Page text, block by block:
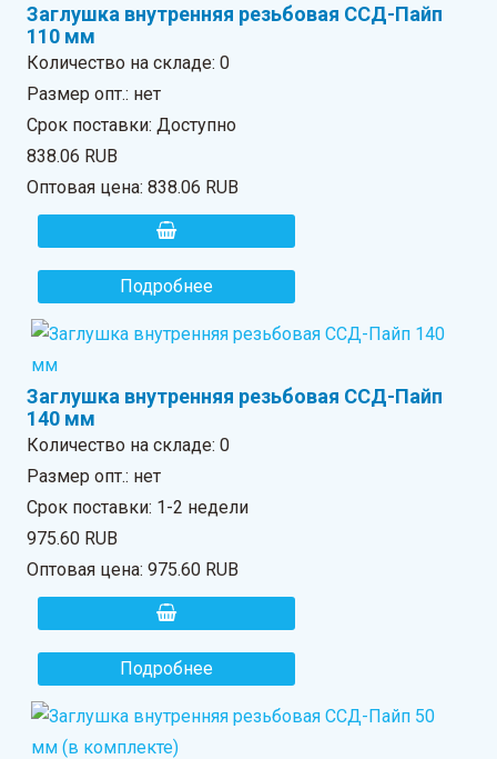
Заглушка внутренняя резьбовая ССД-Пайп
110 мм
Количество на складе:0
Размер опт.: нет
Срок поставки: Доступно
838.06 RUB
Оптовая цена:838.06 RUB
Подробнее
Заглушка внутренняя резьбовая ССД-Пайп
140 мм
Количество на складе:0
Размер опт.: нет
Срок поставки: 1-2 недели
975.60 RUB
Оптовая цена:975.60 RUB
Подробнее